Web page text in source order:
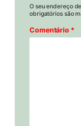
O seu endereço
obrigatórios são
Comentário *